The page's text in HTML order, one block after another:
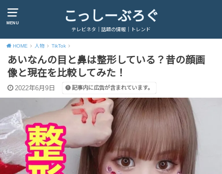
MENU こっしーぶろぐ
テレビネタ｜話題の情報｜トレンド
HOME 人物 TikTok
あいなんの目と鼻は整形している？昔の顔画
像と現在を比較してみた！
2022年6月9日 記事内に広告が含まれています。